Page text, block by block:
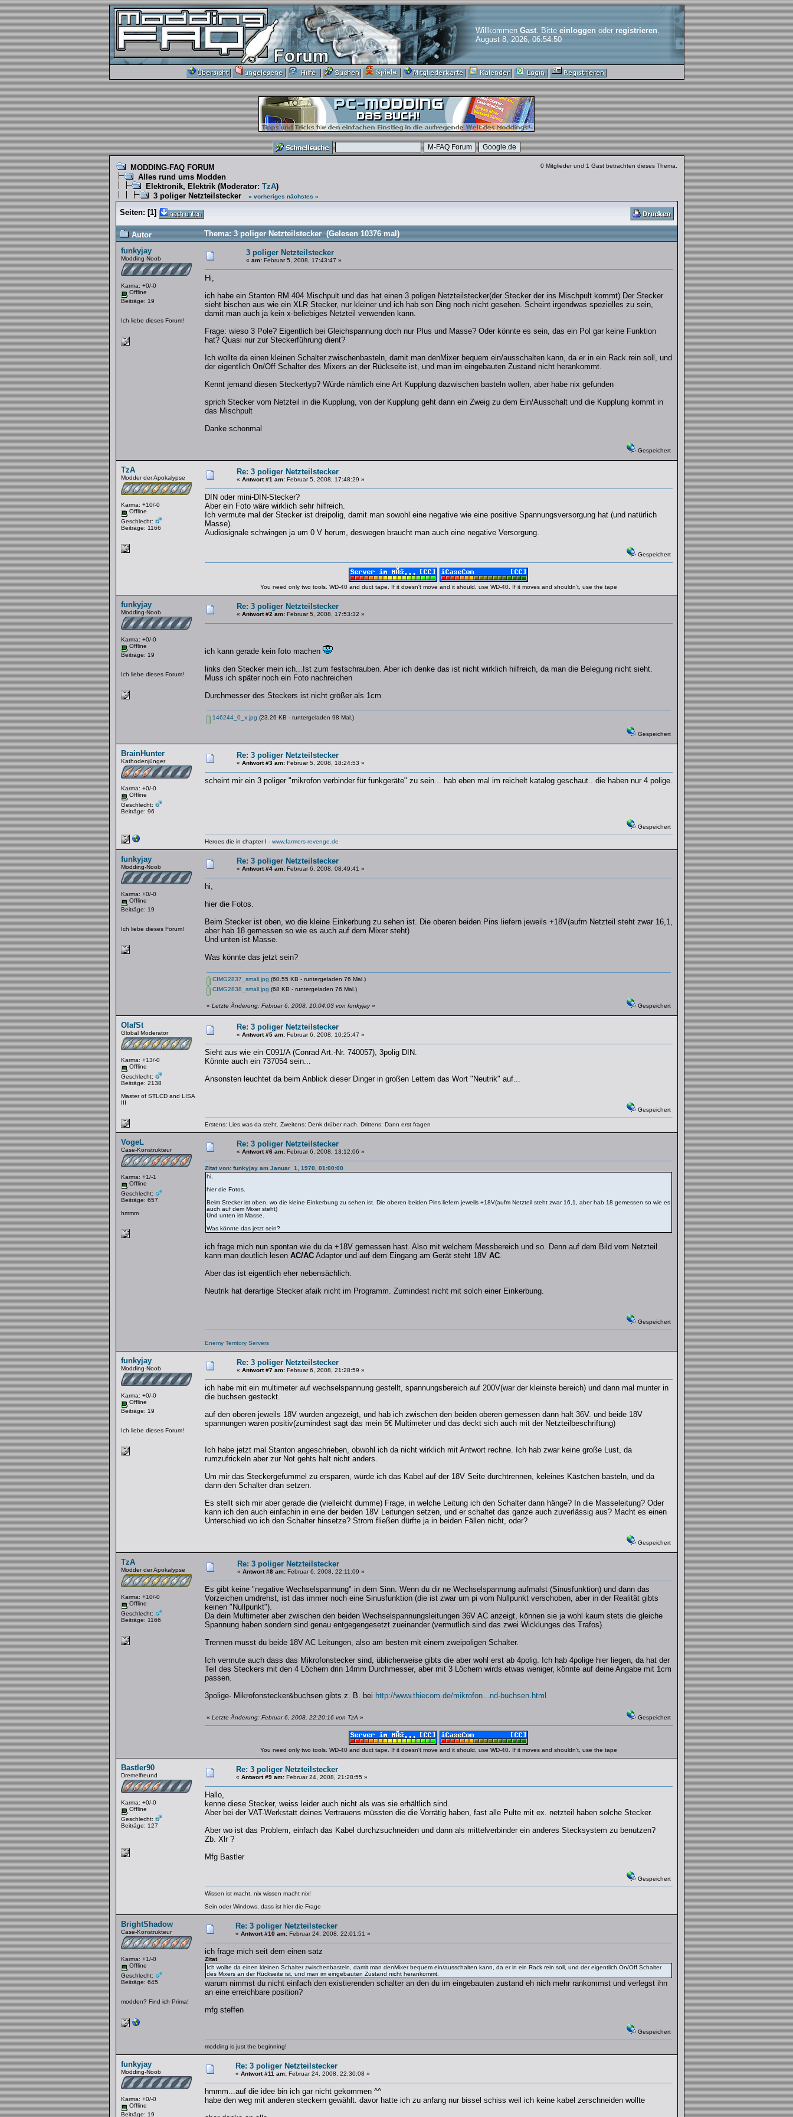
Willkommen Gast. Bitte einloggenoder registrieren.
August 8, 2026, 06:54:50
MODDING-FAQ FORUM
Alles rund ums Modden
Elektronik, Elektrik(Moderator: TzA)
3 poliger Netzteilstecker
« vorheriges nächstes »
0 Mitglieder und 1 Gast betrachten dieses Thema.
Seiten: [1]
Autor
Thema: 3 poliger Netzteilstecker (Gelesen 10376 mal)
funkyjay
Modding-Noob
Karma: +0/-0
Offline
Beiträge: 19
Ich liebe dieses Forum!
3 poliger Netzteilstecker
« am:Februar 5, 2008, 17:43:47 »
Hi,
ich habe ein Stanton RM 404 Mischpult und das hat einen 3 poligen Netzteilstecker(der Stecker der ins Mischpult kommt) Der Stecker
sieht bischen aus wie ein XLR Stecker, nur kleiner und ich hab son Ding noch nicht gesehen. Scheint irgendwas spezielles zu sein,
damit man auch ja kein x-beliebiges Netzteil verwenden kann.
Frage: wieso 3 Pole? Eigentlich bei Gleichspannung doch nur Plus und Masse? Oder könnte es sein, das ein Pol gar keine Funktion
hat? Quasi nur zur Steckerführung dient?
Ich wollte da einen kleinen Schalter zwischenbasteln, damit man denMixer bequem ein/ausschalten kann, da er in ein Rack rein soll, und
der eigentlich On/Off Schalter des Mixers an der Rückseite ist, und man im eingebauten Zustand nicht herankommt.
Kennt jemand diesen Steckertyp? Würde nämlich eine Art Kupplung dazwischen basteln wollen, aber habe nix gefunden
sprich Stecker vom Netzteil in die Kupplung, von der Kupplung geht dann ein Zweig zu dem Ein/Ausschalt und die Kupplung kommt in
das Mischpult
Danke schonmal
Gespeichert
TzA
Modder der Apokalypse
Karma: +10/-0
Offline
Geschlecht:
Beiträge: 1166
Re: 3 poliger Netzteilstecker
« Antwort #1 am:Februar 5, 2008, 17:48:29 »
DIN oder mini-DIN-Stecker?
Aber ein Foto wäre wirklich sehr hilfreich.
Ich vermute mal der Stecker ist dreipolig, damit man sowohl eine negative wie eine positive Spannungsversorgung hat (und natürlich
Masse).
Audiosignale schwingen ja um 0 V herum, deswegen braucht man auch eine negative Versorgung.
Gespeichert
You need only two tools. WD-40 and duct tape. If it doesn't move and it should, use WD-40. If it moves and shouldn't, use the tape
funkyjay
Modding-Noob
Karma: +0/-0
Offline
Beiträge: 19
Ich liebe dieses Forum!
Re: 3 poliger Netzteilstecker
« Antwort #2 am:Februar 5, 2008, 17:53:32 »
ich kann gerade kein foto machen
links den Stecker mein ich...Ist zum festschrauben. Aber ich denke das ist nicht wirklich hilfreich, da man die Belegung nicht sieht.
Muss ich später noch ein Foto nachreichen
Durchmesser des Steckers ist nicht größer als 1cm
146244_0_x.jpg (23.26 KB - runtergeladen 98 Mal.)
Gespeichert
BrainHunter
Kathodenjünger
Karma: +0/-0
Offline
Geschlecht:
Beiträge: 96
Re: 3 poliger Netzteilstecker
« Antwort #3 am:Februar 5, 2008, 18:24:53 »
scheint mir ein 3 poliger "mikrofon verbinder für funkgeräte" zu sein... hab eben mal im reichelt katalog geschaut.. die haben nur 4 polige.
Gespeichert
Heroes die in chapter I - www.farmers-revenge.de
funkyjay
Modding-Noob
Karma: +0/-0
Offline
Beiträge: 19
Ich liebe dieses Forum!
Re: 3 poliger Netzteilstecker
« Antwort #4 am:Februar 6, 2008, 08:49:41 »
hi,
hier die Fotos.
Beim Stecker ist oben, wo die kleine Einkerbung zu sehen ist. Die oberen beiden Pins liefern jeweils +18V(aufm Netzteil steht zwar 16,1,
aber hab 18 gemessen so wie es auch auf dem Mixer steht)
Und unten ist Masse.
Was könnte das jetzt sein?
CIMG2837_small.jpg (60.55 KB - runtergeladen 76 Mal.)
CIMG2838_small.jpg (68 KB - runtergeladen 76 Mal.)
« Letzte Änderung: Februar 6, 2008, 10:04:03 von funkyjay» Gespeichert
OlafSt
Global Moderator
Karma: +13/-0
Offline
Geschlecht:
Beiträge: 2138
Master of STLCD and LISA
III
Re: 3 poliger Netzteilstecker
« Antwort #5 am:Februar 6, 2008, 10:25:47 »
Sieht aus wie ein C091/A (Conrad Art.-Nr. 740057), 3polig DIN.
Könnte auch ein 737054 sein...
Ansonsten leuchtet da beim Anblick dieser Dinger in großen Lettern das Wort "Neutrik" auf...
Gespeichert
Erstens: Lies was da steht. Zweitens: Denk drüber nach. Drittens: Dann erst fragen
VogeL
Case-Konstrukteur
Karma: +1/-1
Offline
Geschlecht:
Beiträge: 657
hmmm
Re: 3 poliger Netzteilstecker
« Antwort #6 am:Februar 6, 2008, 13:12:06 »
Zitat von: funkyjay am Januar 1, 1970, 01:00:00
hi,
hier die Fotos.
Beim Stecker ist oben, wo die kleine Einkerbung zu sehen ist. Die oberen beiden Pins liefern jeweils +18V(aufm Netzteil steht zwar 16,1, aber hab 18 gemessen so wie es
auch auf dem Mixer steht)
Und unten ist Masse.
Was könnte das jetzt sein?
ich frage mich nun spontan wie du da +18V gemessen hast. Also mit welchem Messbereich und so. Denn auf dem Bild vom Netzteil
kann man deutlich lesen AC/ACAdaptor und auf dem Eingang am Gerät steht 18V AC.
Aber das ist eigentlich eher nebensächlich.
Neutrik hat derartige Stecker afaik nicht im Programm. Zumindest nicht mit solch einer Einkerbung.
Gespeichert
Enemy Territory Servers
funkyjay
Modding-Noob
Karma: +0/-0
Offline
Beiträge: 19
Ich liebe dieses Forum!
Re: 3 poliger Netzteilstecker
« Antwort #7 am:Februar 6, 2008, 21:28:59 »
ich habe mit ein multimeter auf wechselspannung gestellt, spannungsbereich auf 200V(war der kleinste bereich) und dann mal munter in
die buchsen gesteckt.
auf den oberen jeweils 18V wurden angezeigt, und hab ich zwischen den beiden oberen gemessen dann halt 36V. und beide 18V
spannungen waren positiv(zumindest sagt das mein 5€ Multimeter und das deckt sich auch mit der Netzteilbeschriftung)
Ich habe jetzt mal Stanton angeschrieben, obwohl ich da nicht wirklich mit Antwort rechne. Ich hab zwar keine große Lust, da
rumzufrickeln aber zur Not gehts halt nicht anders.
Um mir das Steckergefummel zu ersparen, würde ich das Kabel auf der 18V Seite durchtrennen, keleines Kästchen basteln, und da
dann den Schalter dran setzen.
Es stellt sich mir aber gerade die (vielleicht dumme) Frage, in welche Leitung ich den Schalter dann hänge? In die Masseleitung? Oder
kann ich den auch einfachin in eine der beiden 18V Leitungen setzen, und er schaltet das ganze auch zuverlässig aus? Macht es einen
Unterschied wo ich den Schalter hinsetze? Strom fließen dürfte ja in beiden Fällen nicht, oder?
Gespeichert
TzA
Modder der Apokalypse
Karma: +10/-0
Offline
Geschlecht:
Beiträge: 1166
Re: 3 poliger Netzteilstecker
« Antwort #8 am:Februar 6, 2008, 22:11:09 »
Es gibt keine "negative Wechselspannung" in dem Sinn. Wenn du dir ne Wechselspannung aufmalst (Sinusfunktion) und dann das
Vorzeichen umdrehst, ist das immer noch eine Sinusfunktion (die ist zwar um pi vom Nullpunkt verschoben, aber in der Realität gibts
keinen "Nullpunkt").
Da dein Multimeter aber zwischen den beiden Wechselspannungsleitungen 36V AC anzeigt, können sie ja wohl kaum stets die gleiche
Spannung haben sondern sind genau entgegengesetzt zueinander (vermutlich sind das zwei Wicklunges des Trafos).
Trennen musst du beide 18V AC Leitungen, also am besten mit einem zweipoligen Schalter.
Ich vermute auch dass das Mikrofonstecker sind, üblicherweise gibts die aber wohl erst ab 4polig. Ich hab 4polige hier liegen, da hat der
Teil des Steckers mit den 4 Löchern drin 14mm Durchmesser, aber mit 3 Löchern wirds etwas weniger, könnte auf deine Angabe mit 1cm
passen.
3polige- Mikrofonstecker&buchsen gibts z. B. bei http://www.thiecom.de/mikrofon...nd-buchsen.html
« Letzte Änderung: Februar 6, 2008, 22:20:16 von TzA » Gespeichert
You need only two tools. WD-40 and duct tape. If it doesn't move and it should, use WD-40. If it moves and shouldn't, use the tape
Bastler90
Dremelfreund
Karma: +0/-0
Offline
Geschlecht:
Beiträge: 127
Re: 3 poliger Netzteilstecker
« Antwort #9 am:Februar 24, 2008, 21:28:55 »
Hallo,
kenne diese Stecker, weiss leider auch nicht als was sie erhältlich sind.
Aber bei der VAT-Werkstatt deines Vertrauens müssten die die Vorrätig haben, fast alle Pulte mit ex. netzteil haben solche Stecker.
Aber wo ist das Problem, einfach das Kabel durchzsuchneiden und dann als mittelverbinder ein anderes Stecksystem zu benutzen?
Zb. Xlr ?
Mfg Bastler
Gespeichert
Wissen ist macht, nix wissen macht nix!
Sein oder Windows, dass ist hier die Frage
BrightShadow
Case-Konstrukteur
Karma: +1/-0
Offline
Geschlecht:
Beiträge: 645
modden? Find ich Prima!
Re: 3 poliger Netzteilstecker
« Antwort #10 am:Februar 24, 2008, 22:01:51 »
ich frage mich seit dem einen satz
Zitat
Ich wollte da einen kleinen Schalter zwischenbasteln, damit man denMixer bequem ein/ausschalten kann, da er in ein Rack rein soll, und der eigentlich On/Off Schalter
des Mixers an der Rückseite ist, und man im eingebauten Zustand nicht herankommt.
warum nimmst du nicht einfach den existierenden schalter an den du im eingebauten zustand eh nich mehr rankommst und verlegst ihn
an eine erreichbare position?
mfg steffen
Gespeichert
modding is just the beginning!
funkyjay
Modding-Noob
Karma: +0/-0
Offline
Beiträge: 19
Re: 3 poliger Netzteilstecker
« Antwort #11 am:Februar 24, 2008, 22:30:08 »
hmmm...auf die idee bin ich gar nicht gekommen ^^
habe den weg mit anderen steckern gewählt. davor hatte ich zu anfang nur bissel schiss weil ich keine kabel zerschneiden wollte